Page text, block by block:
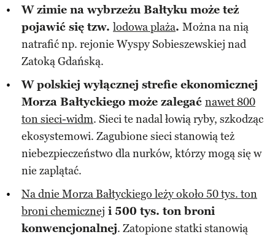
W zimie na wybrzeżu Bałtyku może też
pojawić się tzw. lodowa plaża. Można na nią
natrafić np. rejonie Wyspy Sobieszewskiej nad
Zatoką Gdańską.
W polskiej wyłącznej strefie ekonomicznej
Morza Bałtyckiego może zalegać nawet 800
ton sieci-widm. Sieci te nadal łowią ryby, szkodząc
ekosystemowi. Zagubione sieci stanowią też
niebezpieczeństwo dla nurków, którzy mogą się w
nie zaplątać.
Na dnie Morza Bałtyckiego leży około 50 tys. ton
broni chemicznej i 500 tys. ton broni
konwencjonalnej. Zatopione statki stanowią